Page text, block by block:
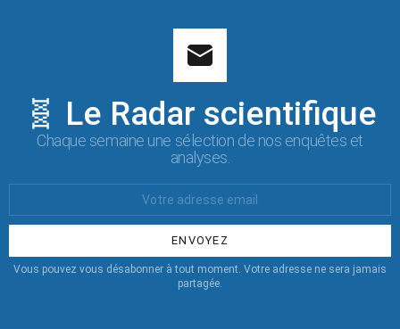
🧬 Le Radar scientifique
Chaque semaine une sélection de nos enquêtes et
analyses.
:
Vous pouvez vous désabonner à tout moment. Votre adresse ne sera jamais
partagée.